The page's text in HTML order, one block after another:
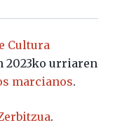
Cultura
2023ko urriaren
marcianos.
.